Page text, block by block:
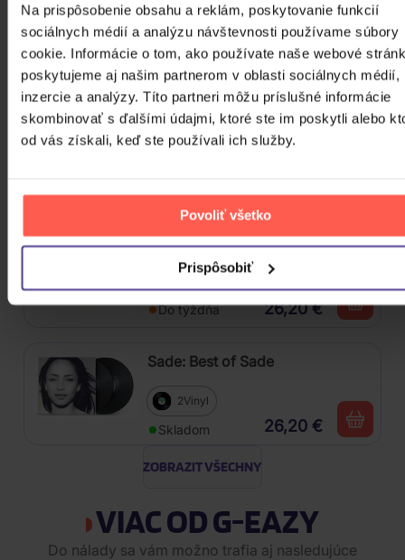
Na prispôsobenie obsahu a reklám, poskytovanie funkcií
sociálnych médií a analýzu návštevnosti používame súbory
cookie. Informácie o tom, ako používate naše webové
poskytujeme aj našim partnerom v oblasti sociálnych médií,
inzercie a analýzy. Títo partneri môžu príslušné informácie
skombinovať s ďalšími údajmi, ktoré ste im poskytli alebo
od vás získali, keď ste používali ich služby.
Povoliť všetko
Prispôsobiť
CD
Skladom 31,30 €
Blackpink: Album
CD
Jackson Michael: Dangerous
2Vinyl
Do týždňa 26,20 €
Sade: Best of Sade
2Vinyl
Skladom 26,20 €
ZOBRAZIT VŠECHNY
VIAC OD G-EAZY
Do nálady sa vám možno trafia aj nasledujúce